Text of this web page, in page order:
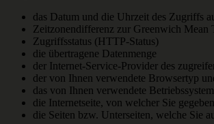
das Datum und die Uhrzeit des Zugriffs
Zeitzonendifferenz zur Greenwich Mean
Zugriffsstatus (HTTP-Status)
die übertragene Datenmenge
der Internet-Service-Provider des
der von Ihnen verwendete Browsertyp
das von Ihnen verwendete Betriebssystem
die Internetseite, von welcher Sie
die Seiten bzw. Unterseiten, welche Sie